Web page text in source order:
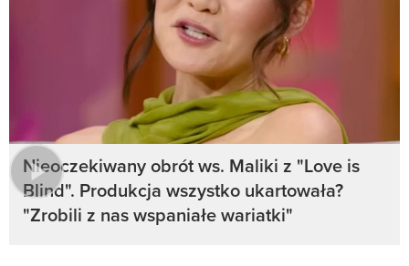
Nieoczekiwany obrót ws. Maliki z "Love is
Blind". Produkcja wszystko ukartowała?
"Zrobili z nas wspaniałe wariatki"